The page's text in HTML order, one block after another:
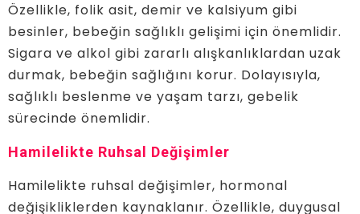
Özellikle, folik asit, demir ve kalsiyum gibi
besinler, bebeğin sağlıklı gelişimi için önemlidir.
Sigara ve alkol gibi zararlı alışkanlıklardan uzak
durmak, bebeğin sağlığını korur. Dolayısıyla,
sağlıklı beslenme ve yaşam tarzı, gebelik
sürecinde önemlidir.
Hamilelikte Ruhsal Değişimler
Hamilelikte ruhsal değişimler, hormonal
değişikliklerden kaynaklanır. Özellikle, duygusal